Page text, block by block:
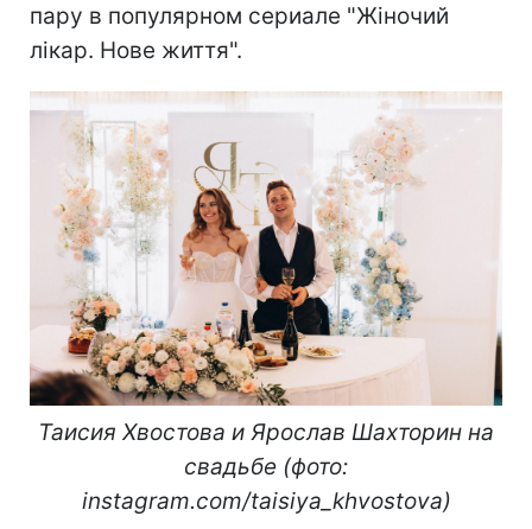
пару в популярном сериале "Жіночий
лікар. Нове життя".
Таисия Хвостова и Ярослав Шахторин на
свадьбе (фото:
instagram.com/taisiya_khvostova)